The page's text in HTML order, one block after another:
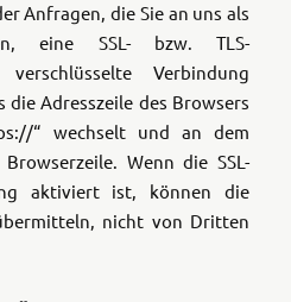
Anfragen, die Sie an uns als
eine SSL- bzw. TLS-
Verbindung
die Adresszeile des Browsers
“ wechselt und an dem
Wenn die SSL-
aktiviert ist, können die
nicht von Dritten